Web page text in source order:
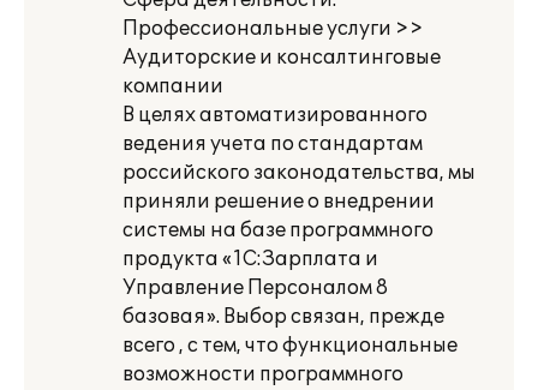
Профессиональные услуги >>
Аудиторские и консалтинговые
компании
В целях автоматизированного
ведения учета по стандартам
российского законодательства, мы
приняли решение о внедрении
системы на базе программного
продукта «1С:Зарплата и
Управление Персоналом 8
базовая». Выбор связан, прежде
всего , с тем, что функциональные
возможности программного